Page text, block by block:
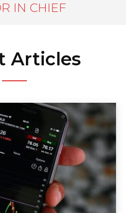
IN CHIEF
Articles